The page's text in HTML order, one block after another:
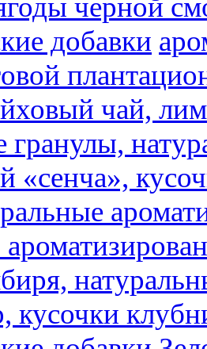
черной
добавки
чай,
гранулы,
«сенча»,
кусочки